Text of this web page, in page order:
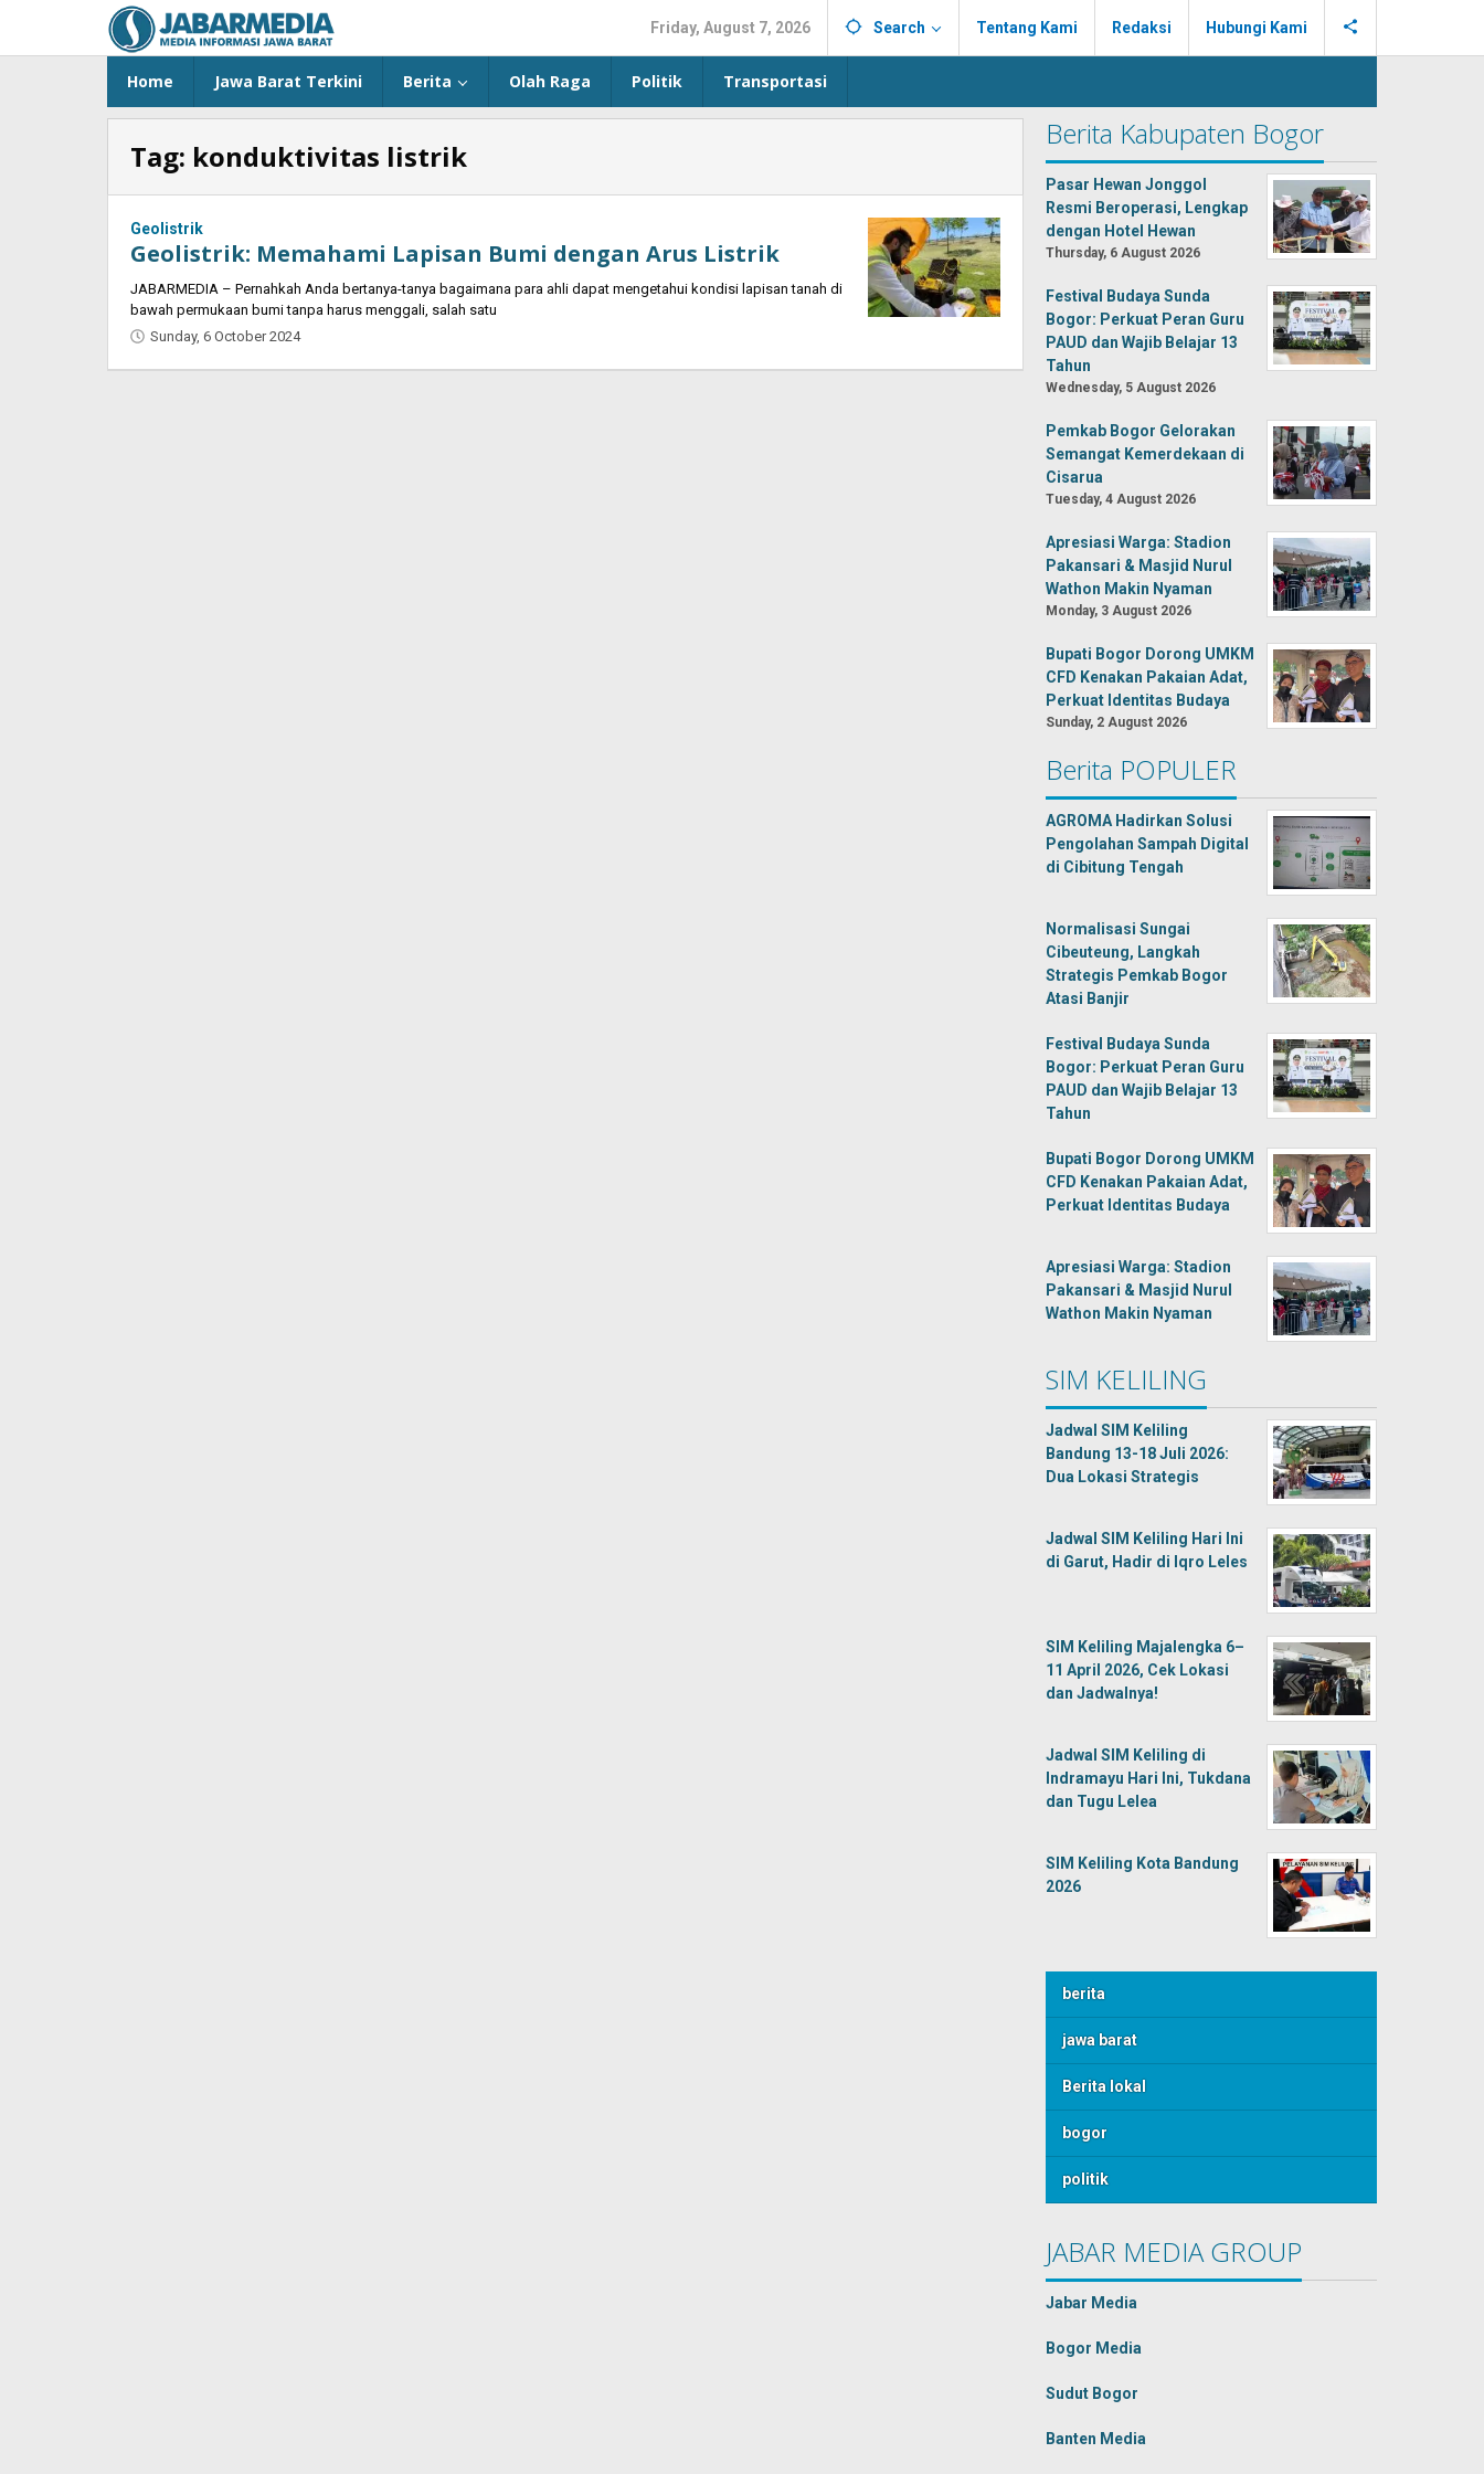
content
Friday, August 7, 2026 Search Tentang Kami Redaksi Hubungi Kami
Home Jawa Barat Terkini Berita Olah Raga Politik Transportasi
Tag: konduktivitas listrik
Geolistrik
Geolistrik: Memahami Lapisan Bumi dengan Arus Listrik
JABARMEDIA – Pernahkah Anda bertanya-tanya bagaimana para ahli dapat mengetahui kondisi lapisan tanah di
bawah permukaan bumi tanpa harus menggali, salah satu
Sunday, 6 October 2024
Berita Kabupaten Bogor
Pasar Hewan Jonggol
Resmi Beroperasi, Lengkap
dengan Hotel Hewan
Thursday, 6 August 2026
Festival Budaya Sunda
Bogor: Perkuat Peran Guru
PAUD dan Wajib Belajar 13
Tahun
Wednesday, 5 August 2026
Pemkab Bogor Gelorakan
Semangat Kemerdekaan di
Cisarua
Tuesday, 4 August 2026
Apresiasi Warga: Stadion
Pakansari & Masjid Nurul
Wathon Makin Nyaman
Monday, 3 August 2026
Bupati Bogor Dorong UMKM
CFD Kenakan Pakaian Adat,
Perkuat Identitas Budaya
Sunday, 2 August 2026
Berita POPULER
AGROMA Hadirkan Solusi
Pengolahan Sampah Digital
di Cibitung Tengah
Normalisasi Sungai
Cibeuteung, Langkah
Strategis Pemkab Bogor
Atasi Banjir
Festival Budaya Sunda
Bogor: Perkuat Peran Guru
PAUD dan Wajib Belajar 13
Tahun
Bupati Bogor Dorong UMKM
CFD Kenakan Pakaian Adat,
Perkuat Identitas Budaya
Apresiasi Warga: Stadion
Pakansari & Masjid Nurul
Wathon Makin Nyaman
SIM KELILING
Jadwal SIM Keliling
Bandung 13-18 Juli 2026:
Dua Lokasi Strategis
Jadwal SIM Keliling Hari Ini
di Garut, Hadir di Iqro Leles
SIM Keliling Majalengka 6–
11 April 2026, Cek Lokasi
dan Jadwalnya!
Jadwal SIM Keliling di
Indramayu Hari Ini, Tukdana
dan Tugu Lelea
SIM Keliling Kota Bandung
2026
berita
jawa barat
Berita lokal
bogor
politik
JABAR MEDIA GROUP
Jabar Media
Bogor Media
Sudut Bogor
Banten Media